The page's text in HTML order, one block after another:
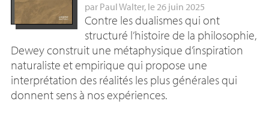
par Paul Walter, le 26 juin 2025
Contre les dualismes qui ont
structuré l’histoire de la philosophie,
Dewey construit une métaphysique d’inspiration
naturaliste et empirique qui propose une
interprétation des réalités les plus générales qui
donnent sens à nos expériences.